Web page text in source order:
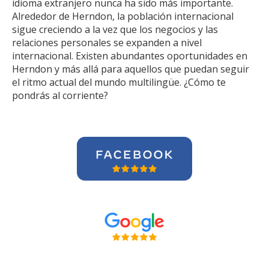
idioma extranjero nunca ha sido más importante.
Alrededor de Herndon, la población internacional
sigue creciendo a la vez que los negocios y las
relaciones personales se expanden a nivel
internacional. Existen abundantes oportunidades en
Herndon y más allá para aquellos que puedan seguir
el ritmo actual del mundo multilingüe. ¿Cómo te
pondrás al corriente?